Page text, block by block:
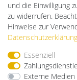
Impressum
und die Einwilligung
zu widerrufen.
Hinweise zur
Daten­schutz­erklärung
Essenziell
Externe Medien